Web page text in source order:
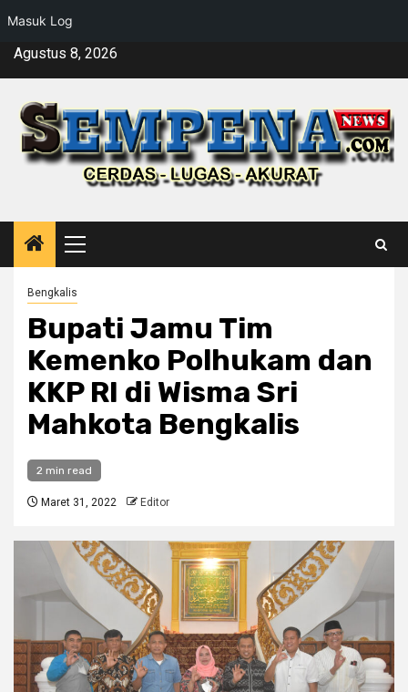
Masuk Log
SkipAgustus 8, 2026
Primary
Menu
Bengkalis
Bupati Jamu Tim
Kemenko Polhukam dan
KKP RI di Wisma Sri
Mahkota Bengkalis
2 min read
Maret 31, 2022 Editor